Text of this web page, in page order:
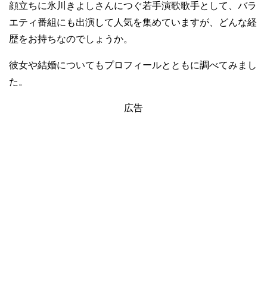
顔立ちに氷川きよしさんにつぐ若手演歌歌手として、バラ
エティ番組にも出演して人気を集めていますが、どんな経
歴をお持ちなのでしょうか。
彼女や結婚についてもプロフィールとともに調べてみまし
た。
広告